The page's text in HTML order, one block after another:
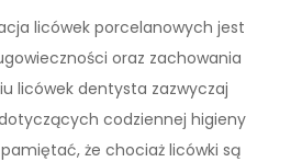
licówek porcelanowych jest
oraz zachowania
licówek dentysta zazwyczaj
codziennej higieny
że chociaż licówki są